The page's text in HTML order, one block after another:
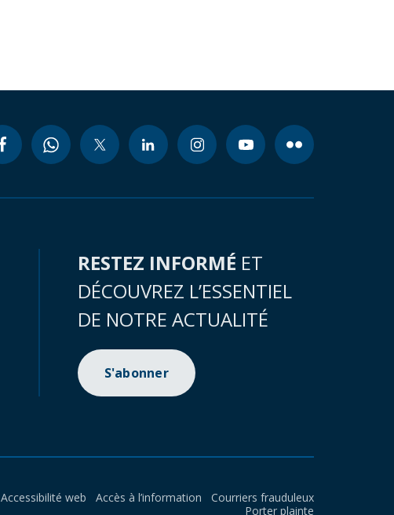
RESTEZ INFORMÉ ET
DÉCOUVREZ L’ESSENTIEL
DE NOTRE ACTUALITÉ
S'abonner
Accessibilité web Accès à l’information
Courriers frauduleux
Porter plainte